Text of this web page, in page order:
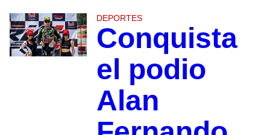
DEPORTES
Conquista
el podio
Alan